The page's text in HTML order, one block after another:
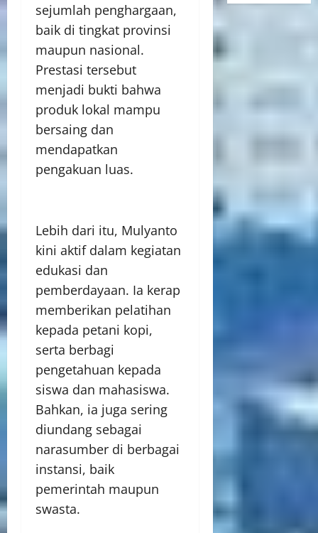
sejumlah penghargaan,
baik di tingkat provinsi
maupun nasional.
Prestasi tersebut
menjadi bukti bahwa
produk lokal mampu
bersaing dan
mendapatkan
pengakuan luas.
Lebih dari itu, Mulyanto
kini aktif dalam kegiatan
edukasi dan
pemberdayaan. Ia kerap
memberikan pelatihan
kepada petani kopi,
serta berbagi
pengetahuan kepada
siswa dan mahasiswa.
Bahkan, ia juga sering
diundang sebagai
narasumber di berbagai
instansi, baik
pemerintah maupun
swasta.